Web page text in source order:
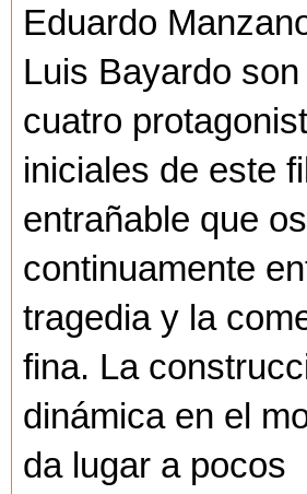
Eduardo
Luis Bayardo
cuatro
iniciales de este
entrañable que
continuamente
tragedia y la
fina. La
dinámica en el
da lugar a pocos